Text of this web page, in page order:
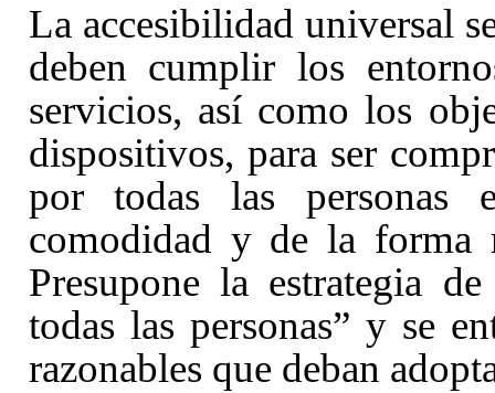
La accesibilidad universal
deben cumplir los
servicios, así como los
dispositivos, para ser
por todas las personas
comodidad y de la forma
Presupone la estrategia
todas las personas” y se
razonables que deban